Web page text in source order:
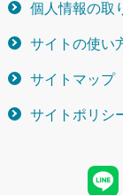
個人情報の取
サイトの使い
サイトマップ
サイトポリシ